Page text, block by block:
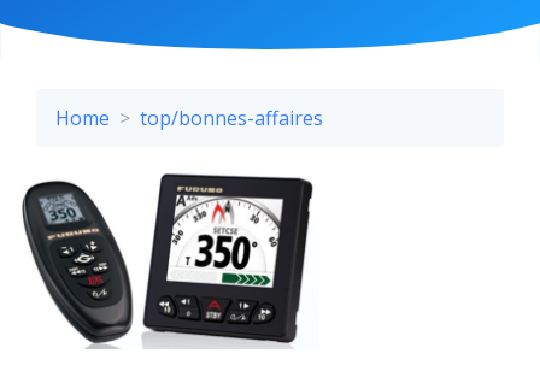
Home top/bonnes-affaires